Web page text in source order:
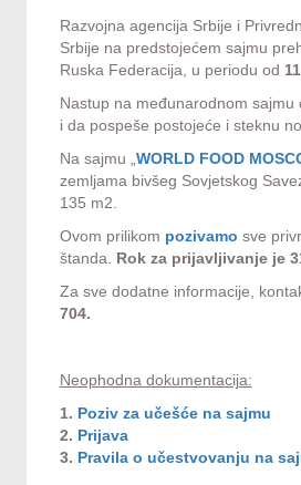
Razvojna agencija Srbije i
Srbije na predstojećem sajmu
Ruska Federacija, u periodu od
Nastup na međunarodnom
i da pospeše postojeće i steknu
Na sajmu „ WORLD FOOD
zemljama bivšeg Sovjetskog
135 m2.
Ovom prilikom pozivamo sve
štanda. Rok za prijavljivanje je
Za sve dodatne informacije,
704.
Neophodna dokumentacija:
1. Poziv za učešće na sajmu
2. Prijava
3. Pravila o učestvovanju na